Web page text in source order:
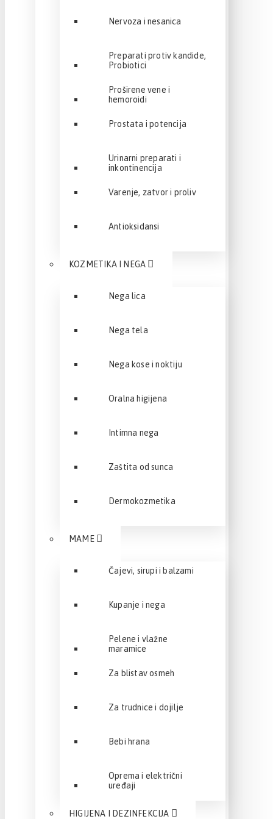
Nervoza i nesanica
Preparati protiv kandide,
Probiotici
Proširene vene i
hemoroidi
Prostata i potencija
Urinarni preparati i
inkontinencija
Varenje, zatvor i proliv
Antioksidansi
KOZMETIKA I NEGA
Nega lica
Nega tela
Nega kose i noktiju
Oralna higijena
Intimna nega
Zaštita od sunca
Dermokozmetika
MAME
Čajevi, sirupi i balzami
Kupanje i nega
Pelene i vlažne
maramice
Za blistav osmeh
Za trudnice i dojilje
Bebi hrana
Oprema i električni
uređaji
HIGIJENA I DEZINFEKCIJA